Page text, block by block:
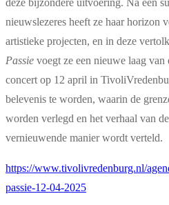
deze bijzondere uitvoering. Na een
nieuwslezeres heeft ze haar horizon
artistieke projecten, en in deze
Passie voegt ze een nieuwe laag
concert op 12 april in
belevenis te worden, waarin de
worden verlegd en het verhaal van
vernieuwende manier wordt verteld.
https://www.tivolivredenburg.nl/
passie-12-04-2025